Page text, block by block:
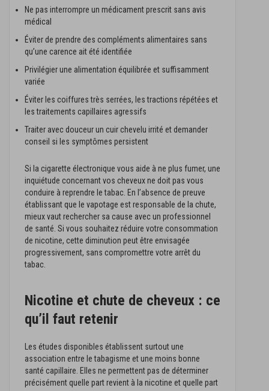
Ne pas interrompre un médicament prescrit sans avis
médical
Éviter de prendre des compléments alimentaires sans
qu’une carence ait été identifiée
Privilégier une alimentation équilibrée et suffisamment
variée
Éviter les coiffures très serrées, les tractions répétées et
les traitements capillaires agressifs
Traiter avec douceur un cuir chevelu irrité et demander
conseil si les symptômes persistent
Si la cigarette électronique vous aide à ne plus fumer, une
inquiétude concernant vos cheveux ne doit pas vous
conduire à reprendre le tabac. En l’absence de preuve
établissant que le vapotage est responsable de la chute,
mieux vaut rechercher sa cause avec un professionnel
de santé. Si vous souhaitez réduire votre consommation
de nicotine, cette diminution peut être envisagée
progressivement, sans compromettre votre arrêt du
tabac.
Nicotine et chute de cheveux : ce
qu’il faut retenir
Les études disponibles établissent surtout une
association entre le tabagisme et une moins bonne
santé capillaire. Elles ne permettent pas de déterminer
précisément quelle part revient à la nicotine et quelle part